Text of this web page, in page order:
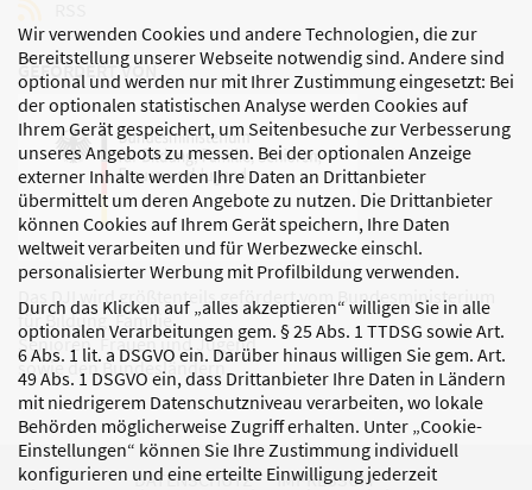
Wir verwenden Cookies und andere Technologien, die zur
Bereitstellung unserer Webseite notwendig sind. Andere sind
optional und werden nur mit Ihrer Zustimmung eingesetzt: Bei
der optionalen statistischen Analyse werden Cookies auf
Ihrem Gerät gespeichert, um Seitenbesuche zur Verbesserung
unseres Angebots zu messen. Bei der optionalen Anzeige
externer Inhalte werden Ihre Daten an Drittanbieter
übermittelt um deren Angebote zu nutzen. Die Drittanbieter
können Cookies auf Ihrem Gerät speichern, Ihre Daten
weltweit verarbeiten und für Werbezwecke einschl.
personalisierter Werbung mit Profilbildung verwenden.
Durch das Klicken auf „alles akzeptieren“ willigen Sie in alle
optionalen Verarbeitungen gem. § 25 Abs. 1 TTDSG sowie Art.
6 Abs. 1 lit. a DSGVO ein. Darüber hinaus willigen Sie gem. Art.
49 Abs. 1 DSGVO ein, dass Drittanbieter Ihre Daten in Ländern
mit niedrigerem Datenschutzniveau verarbeiten, wo lokale
Behörden möglicherweise Zugriff erhalten. Unter „Cookie-
Einstellungen“ können Sie Ihre Zustimmung individuell
konfigurieren und eine erteilte Einwilligung jederzeit
GEFÖRDERT VON
Das DJI wird größtenteils gefördert vom Bundesministerium
für Bildung, Familie,
Senioren, Frauen und Jugend
sowie den Bundesländern.
DATENSCHUTZ
IMPRESSUM